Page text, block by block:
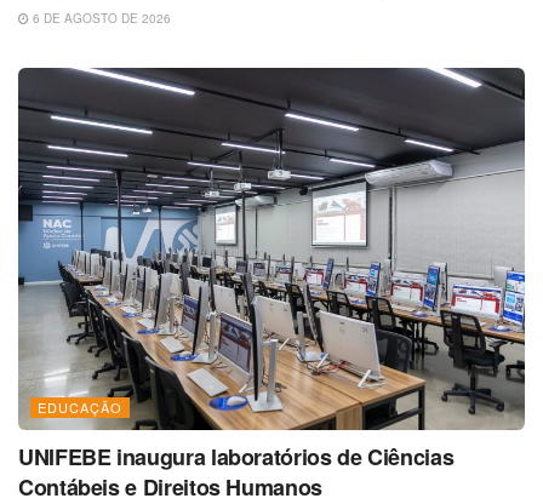
6 DE AGOSTO DE 2026
EDUCAÇÃO
UNIFEBE inaugura laboratórios de Ciências
Contábeis e Direitos Humanos